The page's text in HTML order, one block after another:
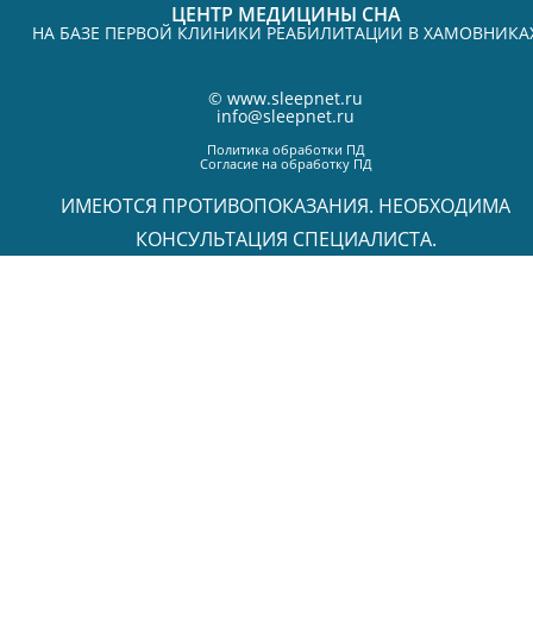
ЦЕНТР МЕДИЦИНЫ СНА
НА БАЗЕ ПЕРВОЙ КЛИНИКИ РЕАБИЛИТАЦИИ В
© www.sleepnet.ru
info@sleepnet.ru
Политика обработки ПД
Согласие на обработку ПД
ИМЕЮТСЯ ПРОТИВОПОКАЗАНИЯ. НЕОБХОДИМА
КОНСУЛЬТАЦИЯ СПЕЦИАЛИСТА.